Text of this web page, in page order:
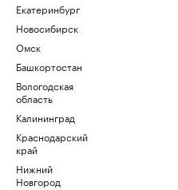
Екатеринбург
Новосибирск
Омск
Башкортостан
Вологодская
область
Калининград
Краснодарский
край
Нижний
Новгород